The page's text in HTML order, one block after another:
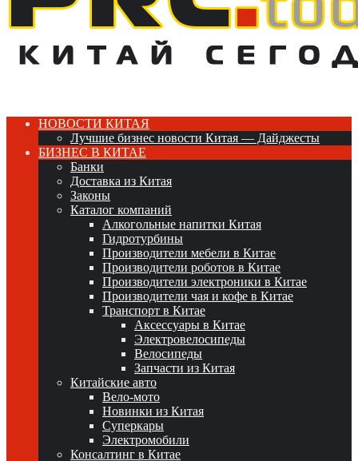
НОВОСТИ КИТАЯ
Лучшие бизнес новости Китая — Дайджесты
БИЗНЕС В КИТАЕ
Банки
Доставка из Китая
Законы
Каталог компаний
Алкогольные напитки Китая
Гидротурбины
Производители мебели в Китае
Производители роботов в Китае
Производители электроники в Китае
Производители чая и кофе в Китае
Транспорт в Китае
Аксессуары в Китае
Электровелосипеды
Велосипеды
Запчасти из Китая
Китайские авто
Вело-мото
Новинки из Китая
Суперкары
Электромобили
Консалтинг в Китае